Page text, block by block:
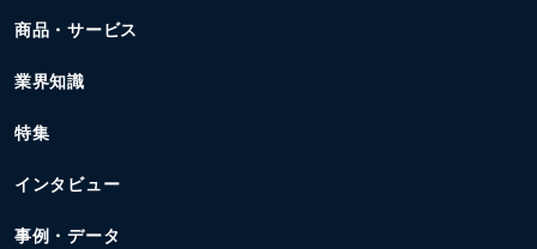
商品・サービス
業界知識
特集
インタビュー
事例・データ